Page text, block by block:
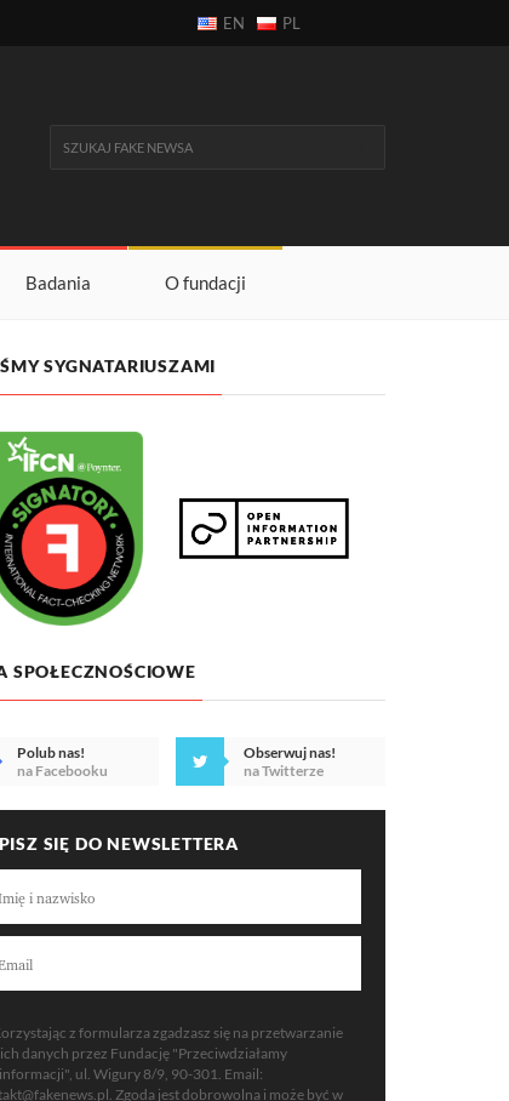
EN PL
Badania O fundacji
SYGNATARIUSZAMI
SPOŁECZNOŚCIOWE
Polub nas!
na Facebooku
Obserwuj nas!
na Twitterze
SIĘ DO NEWSLETTERA
z formularza zgadzasz się na przetwarzanie
danych przez Fundację "Przeciwdziałamy
ul. Wigury 8/9, 90-301. Email:
. Zgoda jest dobrowolna i może być w